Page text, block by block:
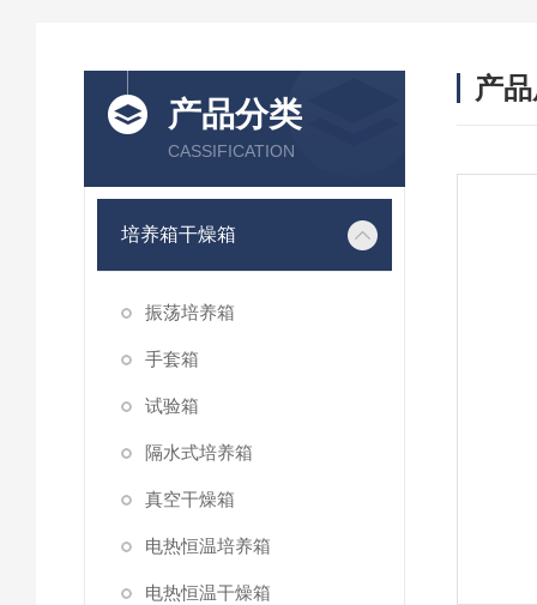
产品分类
CASSIFICATION
培养箱干燥箱
振荡培养箱
手套箱
试验箱
隔水式培养箱
真空干燥箱
电热恒温培养箱
电热恒温干燥箱
产